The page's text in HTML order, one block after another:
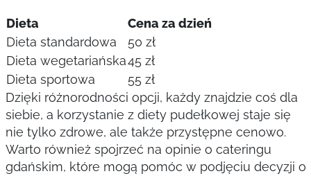
Dieta
Cena za dzień
Dieta standardowa
50 zł
Dieta wegetariańska45 zł
Dieta sportowa
55 zł
Dzięki różnorodności opcji, każdy znajdzie coś dla
siebie, a korzystanie z diety pudełkowej staje się
nie tylko zdrowe, ale także przystępne cenowo.
Warto również spojrzeć na opinie o cateringu
gdańskim, które mogą pomóc w podjęciu decyzji o